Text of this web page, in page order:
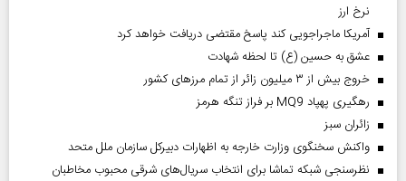
نرخ ارز
آمریکا ماجراجویی کند پاسخ مقتضی دریافت خواهد کرد
عشق به حسین (ع) تا لحظه شهادت
خروج بیش از ۳ میلیون زائر از تمام مرز‌های کشور
رهگیری پهپاد MQ9 بر فراز تنگه هرمز
‌زائران سبز
واکنش سخنگوی وزارت خارجه به اظهارات دبیرکل سازمان ملل متحد
نظرسنجی شبکه تماشا برای انتخاب سریال‌های شرقی محبوب مخاطبان